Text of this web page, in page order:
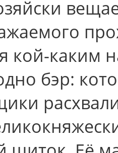
кой-
бэр: